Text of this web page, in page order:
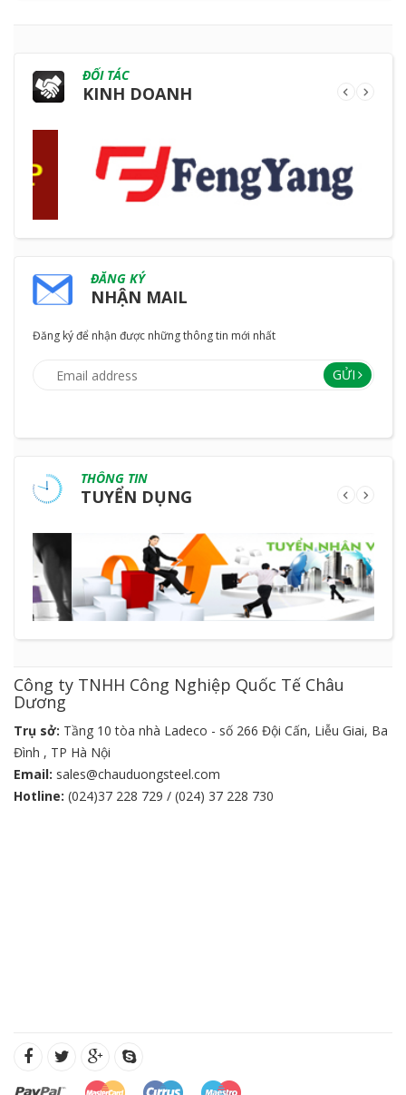
ĐỐI TÁC
KINH DOANH
ĐĂNG KÝ
NHẬN MAIL
Đăng ký để nhận được những thông tin mới nhất
GỬI
THÔNG TIN
TUYỂN DỤNG
Công ty TNHH Công Nghiệp Quốc Tế Châu
Dương
Trụ sở: Tầng 10 tòa nhà Ladeco - số 266 Đội Cấn, Liễu Giai, Ba
Đình , TP Hà Nội
Email: sales@chauduongsteel.com
Hotline: (024)37 228 729 / (024) 37 228 730